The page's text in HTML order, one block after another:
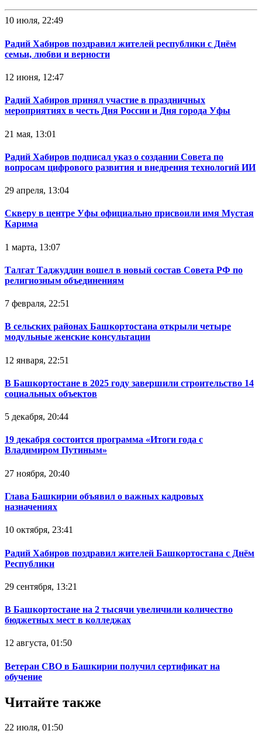
10 июля, 22:49
Радий Хабиров поздравил жителей республики с Днём
семьи, любви и верности
12 июня, 12:47
Радий Хабиров принял участие в праздничных
мероприятиях в честь Дня России и Дня города Уфы
21 мая, 13:01
Радий Хабиров подписал указ о создании Совета по
вопросам цифрового развития и внедрения технологий ИИ
29 апреля, 13:04
Скверу в центре Уфы официально присвоили имя Мустая
Карима
1 марта, 13:07
Талгат Таджуддин вошел в новый состав Совета РФ по
религиозным объединениям
7 февраля, 22:51
В сельских районах Башкортостана открыли четыре
модульные женские консультации
12 января, 22:51
В Башкортостане в 2025 году завершили строительство 14
социальных объектов
5 декабря, 20:44
19 декабря состоится программа «Итоги года с
Владимиром Путиным»
27 ноября, 20:40
Глава Башкирии объявил о важных кадровых
назначениях
10 октября, 23:41
Радий Хабиров поздравил жителей Башкортостана с Днём
Республики
29 сентября, 13:21
В Башкортостане на 2 тысячи увеличили количество
бюджетных мест в колледжах
12 августа, 01:50
Ветеран СВО в Башкирии получил сертификат на
обучение
Читайте также
22 июля, 01:50